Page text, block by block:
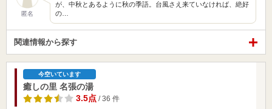
匿名
が、中秋とあるように秋の季語。台風さえ来ていなければ、絶好
の…
関連情報から探す
今空いています
癒しの里 名張の湯
3.5点 / 36 件